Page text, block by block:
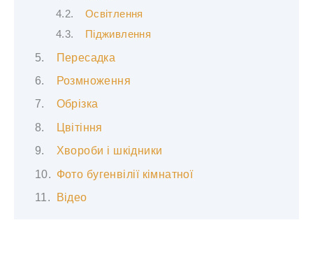
Освітлення
Підживлення
Пересадка
Розмноження
Обрізка
Цвітіння
Хвороби і шкідники
Фото бугенвілії кімнатної
Відео